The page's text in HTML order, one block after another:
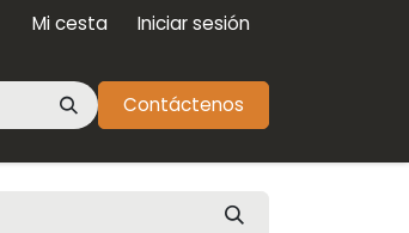
Mi cesta Iniciar sesión
Contáctenos